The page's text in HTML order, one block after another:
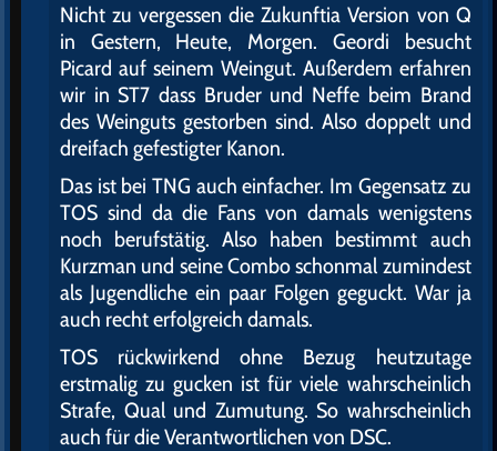
Nicht zu vergessen die Zukunftia Version von Q
in Gestern, Heute, Morgen. Geordi besucht
Picard auf seinem Weingut. Außerdem erfahren
wir in ST7 dass Bruder und Neffe beim Brand
des Weinguts gestorben sind. Also doppelt und
dreifach gefestigter Kanon.
Das ist bei TNG auch einfacher. Im Gegensatz zu
TOS sind da die Fans von damals wenigstens
noch berufstätig. Also haben bestimmt auch
Kurzman und seine Combo schonmal zumindest
als Jugendliche ein paar Folgen geguckt. War ja
auch recht erfolgreich damals.
TOS rückwirkend ohne Bezug heutzutage
erstmalig zu gucken ist für viele wahrscheinlich
Strafe, Qual und Zumutung. So wahrscheinlich
auch für die Verantwortlichen von DSC.